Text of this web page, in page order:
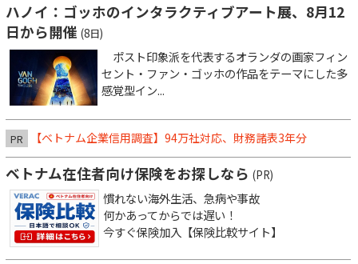
ハノイ：ゴッホのインタラクティブアート展、8月12
日から開催 (8日)
ポスト印象派を代表するオランダの画家フィン
セント・ファン・ゴッホの作品をテーマにした多
感覚型イン...
PR 【ベトナム企業信用調査】94万社対応、財務諸表3年分
ベトナム在住者向け保険をお探しなら (PR)
慣れない海外生活、急病や事故
何かあってからでは遅い！
今すぐ保険加入【保険比較サイト】